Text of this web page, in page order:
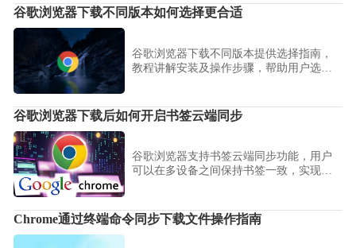
谷歌浏览器下载不同版本如何选择更合适
谷歌浏览器下载不同版本提供选择指南，
教程讲解安装及操作步骤，帮助用户选择
谷歌浏览器下载后如何开启书签云端同步
谷歌浏览器支持书签云端同步功能，用户
可以在多设备之间保持书签一致，实现统
用效率，同时保证数据安全和便捷性。
Chrome通过终端命令同步下载文件操作指南